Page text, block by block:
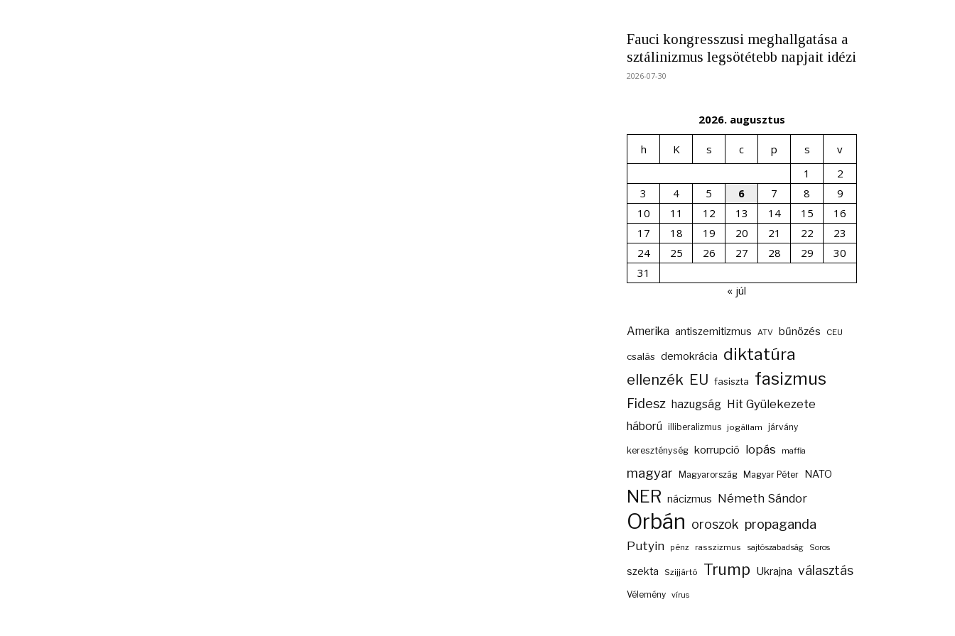
Fauci kongresszusi meghallgatása a
sztálinizmus legsötétebb napjait idézi
2026-07-30
2026. augusztus
h K s c p s
v
1
2
3
4 5 6 7 8
9
10
11 12 13 14 15
16
17
18 19 20 21 22
23
24
25 26 27 28 29
30
31
« júl
Amerika antiszemitizmus ATV bűnözés CEU
csalás demokrácia diktatúra
ellenzék EU fasiszta fasizmus
Fidesz hazugság Hit Gyülekezete
háború illiberalizmus jogállam járvány
kereszténység korrupció lopás maffia
magyar Magyarország Magyar Péter NATO
NER nácizmus Németh Sándor
Orbán oroszok propaganda
Putyin pénz rasszizmus sajtószabadság Soros
szekta Szijjártó Trump Ukrajna választás
Vélemény vírus